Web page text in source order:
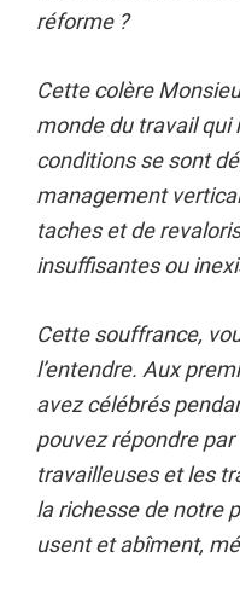
réforme ?
Cette colère
monde du travail qui
conditions se sont
management
taches et de
insuffisantes ou
Cette souffrance,
l’entendre. Aux
avez célébrés
pouvez répondre
travailleuses et les
la richesse de notre
usent et abîment,